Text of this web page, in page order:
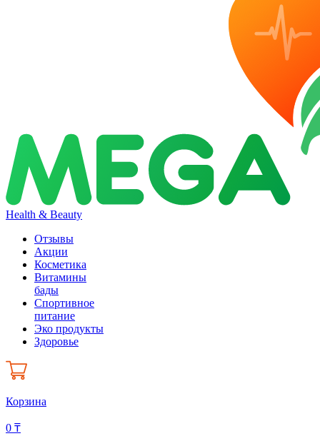
Health & Beauty
Отзывы
Акции
Косметика
Витамины
бады
Спортивное
питание
Эко продукты
Здоровье
Корзина
0 ₸